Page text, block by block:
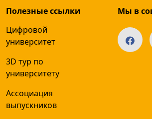
Полезные ссылки
Цифровой
университет
3D тур по
университету
Ассоциация
выпускников
Мы в